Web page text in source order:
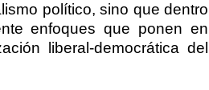
político, sino que dentro
enfoques que ponen en
liberal-democrática del